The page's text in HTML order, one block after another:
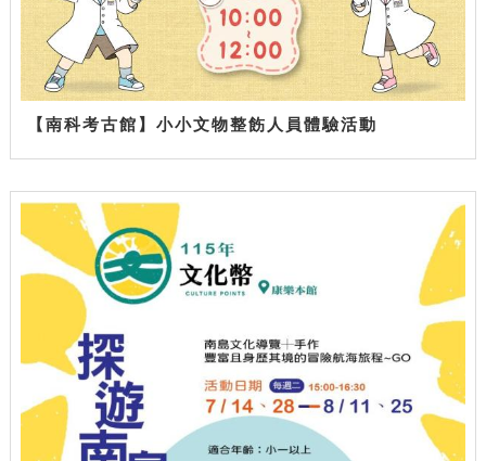
【南科考古館】小小文物整飭人員體驗活動